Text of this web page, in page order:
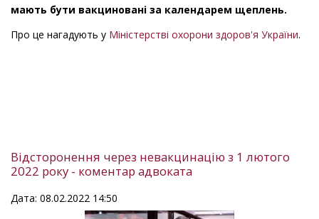
мають бути вакциновані за календарем щеплень.
Про це нагадують у Міністерстві охорони здоров'я України.
Відсторонення через невакцинацію з 1 лютого
2022 року - коментар адвоката
Дата: 08.02.2022 14:50